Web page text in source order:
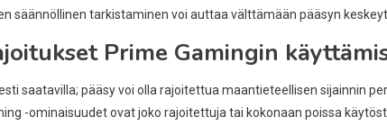
säännöllinen tarkistaminen voi auttaa välttämään pääsyn
Prime Gamingin
saatavilla; pääsy voi olla rajoitettua maantieteellisen sijainnin
-ominaisuudet ovat joko rajoitettuja tai kokonaan poissa